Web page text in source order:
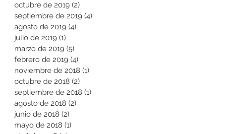
octubre de 2019 (2)
septiembre de 2019 (4)
agosto de 2019 (4)
julio de 2019 (1)
marzo de 2019 (5)
febrero de 2019 (4)
noviembre de 2018 (1)
octubre de 2018 (2)
septiembre de 2018 (1)
agosto de 2018 (2)
junio de 2018 (2)
mayo de 2018 (1)